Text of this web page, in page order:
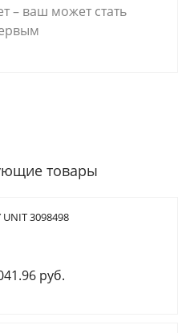
– ваш может стать
товары
UNIT 3098498
руб.